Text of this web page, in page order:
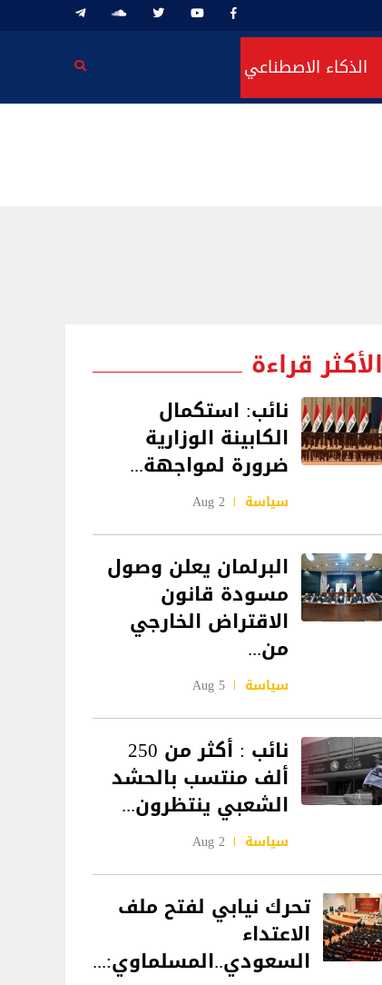
الذكاء الاصطناعي
الأكثر قراءة
نائب: استكمال
الكابينة الوزارية
ضرورة لمواجهة...
سياسة 2 Aug
البرلمان يعلن وصول
مسودة قانون
الاقتراض الخارجي
من...
سياسة 5 Aug
نائب : أكثر من 250
ألف منتسب بالحشد
الشعبي ينتظرون...
سياسة 2 Aug
تحرك نيابي لفتح ملف
الاعتداء
السعودي..المسلماوي:...